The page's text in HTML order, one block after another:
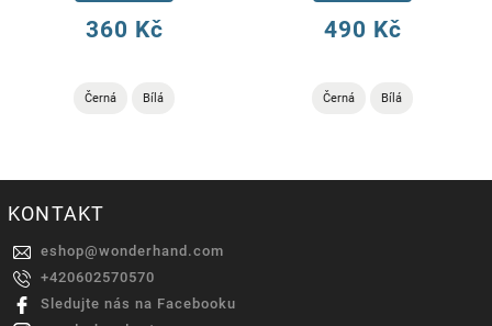
360 Kč
Černá Bílá
490 Kč
Černá Bílá
KONTAKT
eshop@wonderhand.com
+420602570570
Sledujte nás na Facebooku